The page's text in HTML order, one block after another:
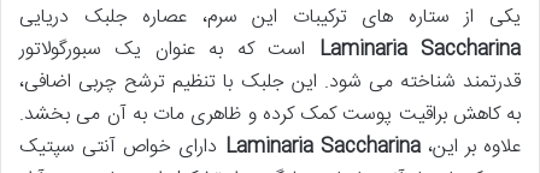
یکی از ستاره های ترکیبات این سرم، عصاره جلبک دریایی
Laminaria Saccharina است که به عنوان یک سبورگولاتور
قدرتمند شناخته می شود. این جلبک با تنظیم ترشح چربی اضافی،
به کاهش براقیت پوست کمک کرده و ظاهری مات به آن می بخشد.
علاوه بر این،Laminaria Saccharina دارای خواص آنتی سپتیک